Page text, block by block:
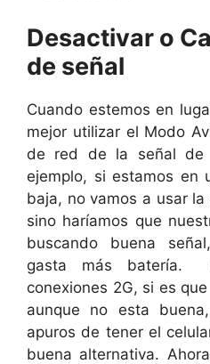
Desactivar o
de señal
Cuando estemos en
mejor utilizar el Modo
de red de la señal de
ejemplo, si estamos en
baja, no vamos a usar la
sino haríamos que
buscando buena
gasta más batería.
conexiones 2G, si es
aunque no esta
apuros de tener el
buena alternativa.